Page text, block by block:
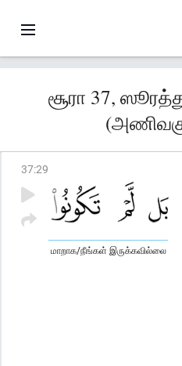
சூரா 37,
37:29
மாறாக/நீங்கள் இருக்கவில்லை